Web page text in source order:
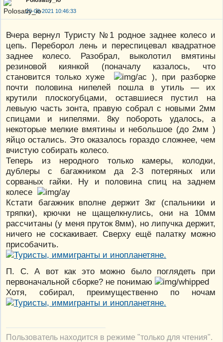
25-08-2021 10:46:33
Вчера вернул Туристу №1 родное заднее колесо и
цепь. Переборол лень и переспицевал квадратное
заднее колесо. Разобрал, выколотил вмятины
резиновой киянкой (поначалу казалось, что
становится только хуже
), при разборке
почти половина нипелей пошла в утиль — их
крутили плоскогубцами, оставшиеся пустил на
левыую часть зонта, правую собрал с новыми 2мм
спицами и нипелями. 8ку побороть удалось, а
некоторые мелкие вмятины и небольшое (до 2мм )
яйцо остались. Это оказалось гораздо сложнее, чем
вчистую собирать колесо.
Теперь из неродного только камеры, колодки,
дублеры с багажником да 2-3 потеряных или
сорваных гайки. Ну и половина спиц на заднем
колесе
Кстати багажник вполне держит 3кг (спальники и
тряпки), крючки не щащелкнулись, они на 10мм
рассчитаны (у меня пруток 8мм), но липучка держит,
ничего не соскакивает. Сверху ещё палатку можно
присобачить.
П. С. А вот как это можно было поглядеть при
первоначальной сборке? не понимаю
Хотя, собирал, преимущественно по ночам
Пользователь находится в режиме "только для чтения".